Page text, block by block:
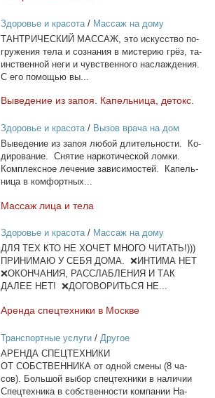
Здоровье и красота/ Массаж на дому
ТАНТРИЧЕСКИЙ МАССАЖ, это ис­кус­ство по­
гру­же­ния те­ла и со­зна­ния в ми­сте­рию грёз, та­
ин­ствен­ной неги и чув­ствен­но­го на­сла­жде­ния.
С его по­мо­щью вы...
Вы­ве­де­ние из за­поя. Ка­пель­ни­ца, де­токс.
Здоровье и красота/ Вызов врача на дом
Вы­ве­де­ние из за­поя лю­бой дли­тель­но­сти. Ко­
ди­ро­ва­ние. Сня­тие нар­ко­ти­че­ской лом­ки.
Ком­плекс­ное ле­че­ние за­ви­си­мо­стей. Ка­пель­
ни­ца в ком­форт­ных...
Мас­саж ли­ца и те­ла
Здоровье и красота/ Массаж на дому
ДЛЯ ТЕХ КТО НЕ ХОЧЕТ МНОГО ЧИТАТЬ!)))
ПРИНИМАЮ У СЕБЯ ДОМА. ❌ИНТИМА НЕТ
❌ОКОНЧАНИЯ, РАССЛАБЛЕНИЯ И ТАК
ДАЛЕЕ НЕТ! ❌ДОГОВОРИТЬСЯ НЕ...
Арен­да спец­тех­ни­ки в Москве
Транспортные услуги/ Другое
АРЕНДА СПЕЦТЕХНИКИ
ОТ СОБСТВЕННИКА от од­ной сме­ны (8 ча­
сов). Боль­шой вы­бор спец­тех­ни­ки в на­ли­чии
Спец­тех­ни­ка в соб­ствен­но­сти ком­па­нии На­